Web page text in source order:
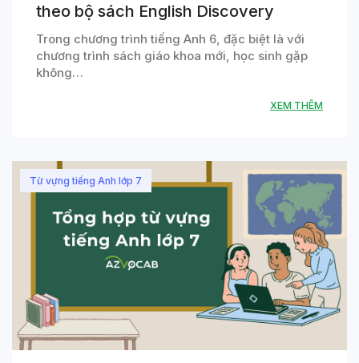
theo bộ sách English Discovery
Trong chương trình tiếng Anh 6, đặc biệt là với
chương trình sách giáo khoa mới, học sinh gặp
không…
XEM THÊM
Từ vựng tiếng Anh lớp 7